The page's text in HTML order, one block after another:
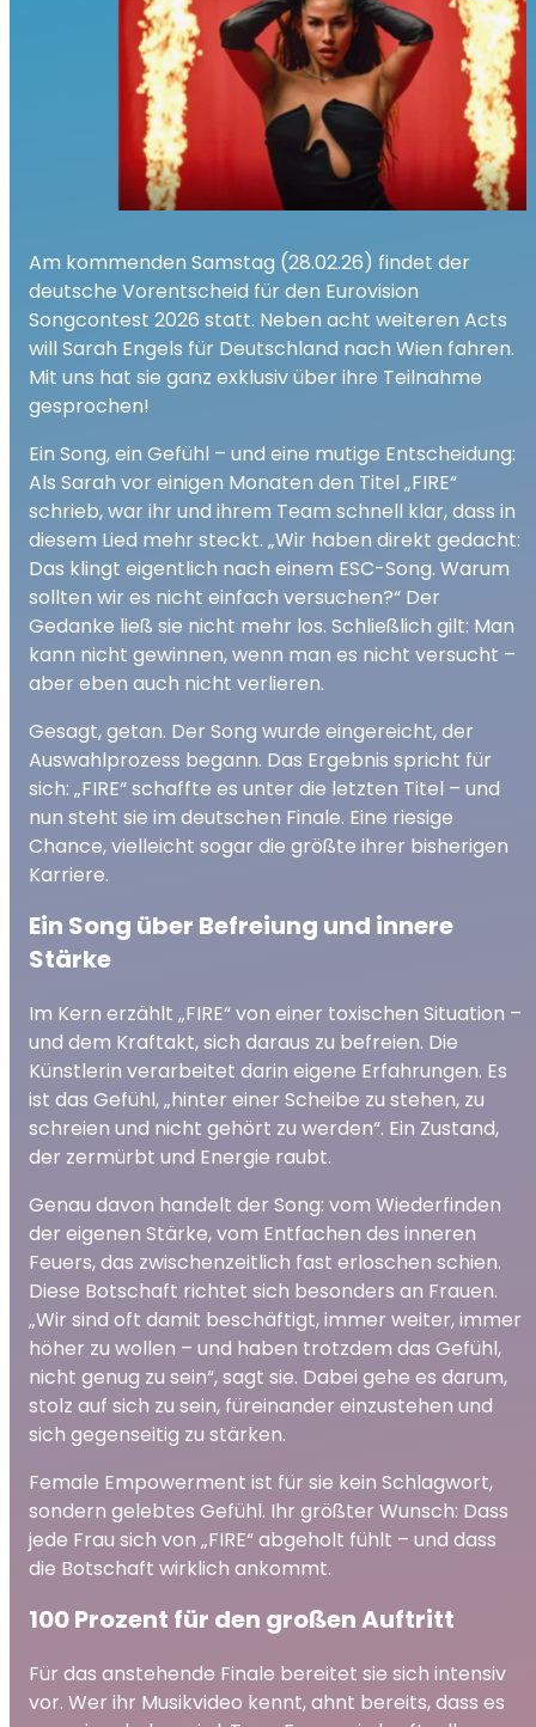
Am kommenden Samstag (28.02.26) findet der
deutsche Vorentscheid für den Eurovision
Songcontest 2026 statt. Neben acht weiteren Acts
will Sarah Engels für Deutschland nach Wien fahren.
Mit uns hat sie ganz exklusiv über ihre Teilnahme
gesprochen!
Ein Song, ein Gefühl – und eine mutige Entscheidung:
Als Sarah vor einigen Monaten den Titel „FIRE“
schrieb, war ihr und ihrem Team schnell klar, dass in
diesem Lied mehr steckt. „Wir haben direkt gedacht:
Das klingt eigentlich nach einem ESC-Song. Warum
sollten wir es nicht einfach versuchen?“ Der
Gedanke ließ sie nicht mehr los. Schließlich gilt: Man
kann nicht gewinnen, wenn man es nicht versucht –
aber eben auch nicht verlieren.
Gesagt, getan. Der Song wurde eingereicht, der
Auswahlprozess begann. Das Ergebnis spricht für
sich: „FIRE“ schaffte es unter die letzten Titel – und
nun steht sie im deutschen Finale. Eine riesige
Chance, vielleicht sogar die größte ihrer bisherigen
Karriere.
Ein Song über Befreiung und innere
Stärke
Im Kern erzählt „FIRE“ von einer toxischen Situation –
und dem Kraftakt, sich daraus zu befreien. Die
Künstlerin verarbeitet darin eigene Erfahrungen. Es
ist das Gefühl, „hinter einer Scheibe zu stehen, zu
schreien und nicht gehört zu werden“. Ein Zustand,
der zermürbt und Energie raubt.
Genau davon handelt der Song: vom Wiederfinden
der eigenen Stärke, vom Entfachen des inneren
Feuers, das zwischenzeitlich fast erloschen schien.
Diese Botschaft richtet sich besonders an Frauen.
„Wir sind oft damit beschäftigt, immer weiter, immer
höher zu wollen – und haben trotzdem das Gefühl,
nicht genug zu sein“, sagt sie. Dabei gehe es darum,
stolz auf sich zu sein, füreinander einzustehen und
sich gegenseitig zu stärken.
Female Empowerment ist für sie kein Schlagwort,
sondern gelebtes Gefühl. Ihr größter Wunsch: Dass
jede Frau sich von „FIRE“ abgeholt fühlt – und dass
die Botschaft wirklich ankommt.
100 Prozent für den großen Auftritt
Für das anstehende Finale bereitet sie sich intensiv
vor. Wer ihr Musikvideo kennt, ahnt bereits, dass es